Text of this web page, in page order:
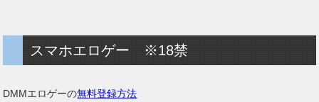
スマホエロゲー ※18禁
DMMエロゲーの無料登録方法